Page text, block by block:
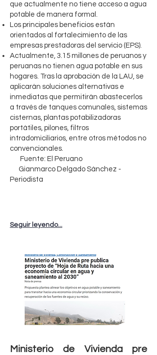
que actualmente no tiene acceso a agua
potable de manera formal.
Los principales beneficios están
orientados al fortalecimiento de las
empresas prestadoras del servicio (EPS).
Actualmente, 3.15 millones de peruanos y
peruanas no tienen agua potable en sus
hogares. Tras la aprobación de la LAU, se
aplicarán soluciones alternativas e
inmediatas que permitirán abastecerlos
a través de tanques comunales, sistemas
cisternas, plantas potabilizadoras
portátiles, pilones, filtros
intradomiciliarios, entre otros métodos no
convencionales.
Fuente: El Peruano
Gianmarco Delgado Sánchez -
Periodista
Seguir leyendo...
Ministerio de Vivienda pre